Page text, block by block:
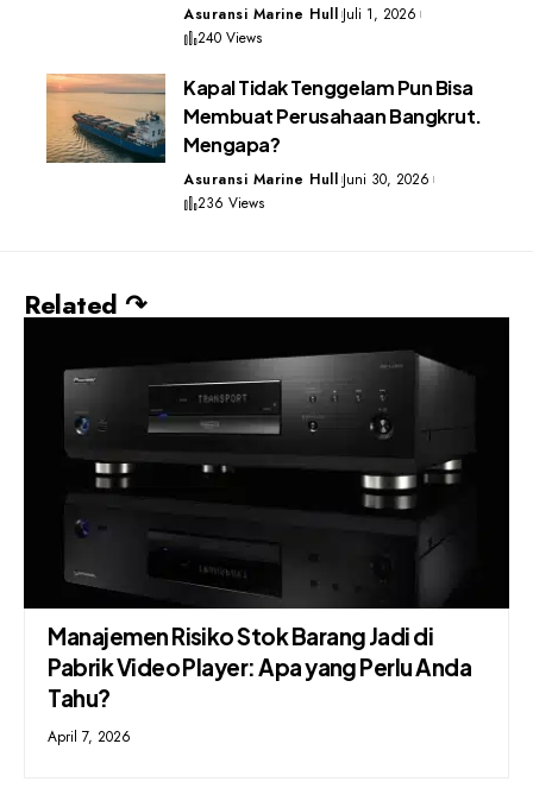
Asuransi Marine Hull Juli 1, 2026
240 Views
Kapal Tidak Tenggelam Pun Bisa
Membuat Perusahaan Bangkrut.
Mengapa?
Asuransi Marine Hull Juni 30, 2026
236 Views
Related ↷
Manajemen Risiko Stok Barang Jadi di
Pabrik Video Player: Apa yang Perlu Anda
Tahu?
April 7, 2026